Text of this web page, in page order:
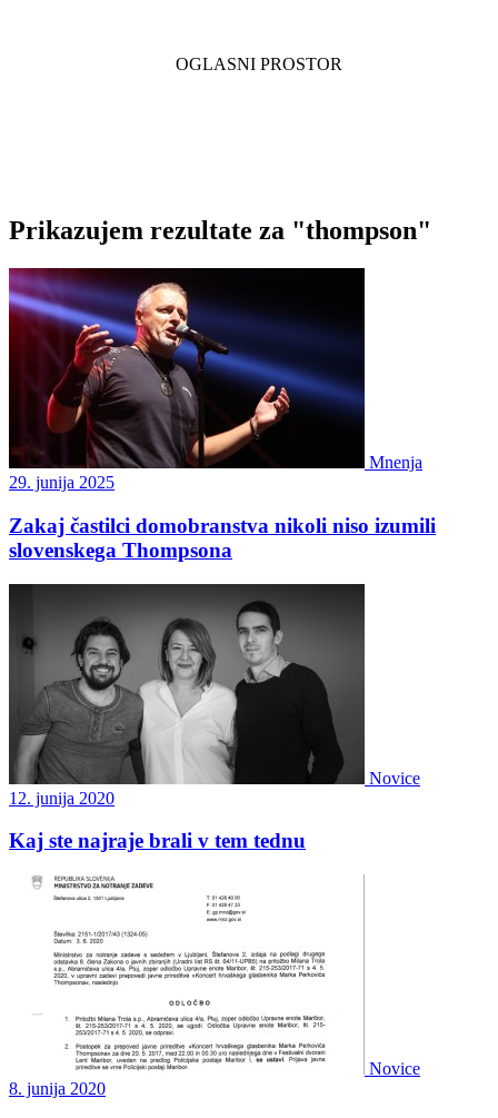
Prikazujem rezultate za "thompson"
Mnenja
29. junija 2025
Zakaj častilci domobranstva nikoli niso izumili
slovenskega Thompsona
Novice
12. junija 2020
Kaj ste najraje brali v tem tednu
Novice
8. junija 2020